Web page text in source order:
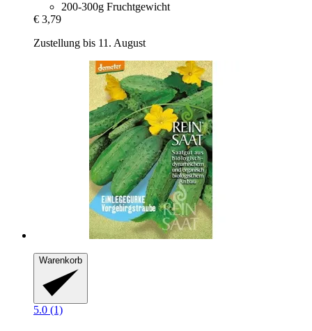
200-300g Fruchtgewicht
€ 3,79
Zustellung bis 11. August
Warenkorb
5.0 (1)